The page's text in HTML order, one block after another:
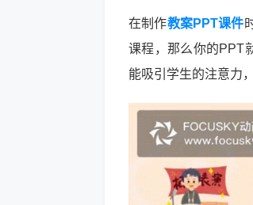
在制作教案PPT课件
课程，那么你的PPT
能吸引学生的注意力